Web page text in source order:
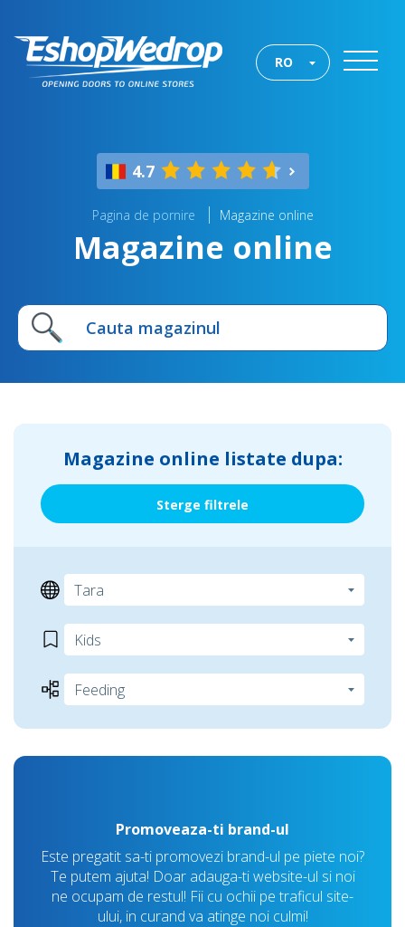
RO
4.7
Pagina de pornire Magazine online
Magazine online
Magazine online listate dupa:
Sterge filtrele
Promoveaza-ti brand-ul
Este pregatit sa-ti promovezi brand-ul pe piete noi?
Te putem ajuta! Doar adauga-ti website-ul si noi
ne ocupam de restul! Fii cu ochii pe traficul site-
ului, in curand va atinge noi culmi!